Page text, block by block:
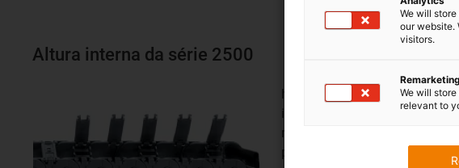
Altura interna da série 2500
hi: 25 mm largura
interior Bi: 25 - 125 mm
raio de curvatura R: 55 - 250 mm
passo: 46 mm
We will
our website.
visitors.
Remarketing
We will
relevant to